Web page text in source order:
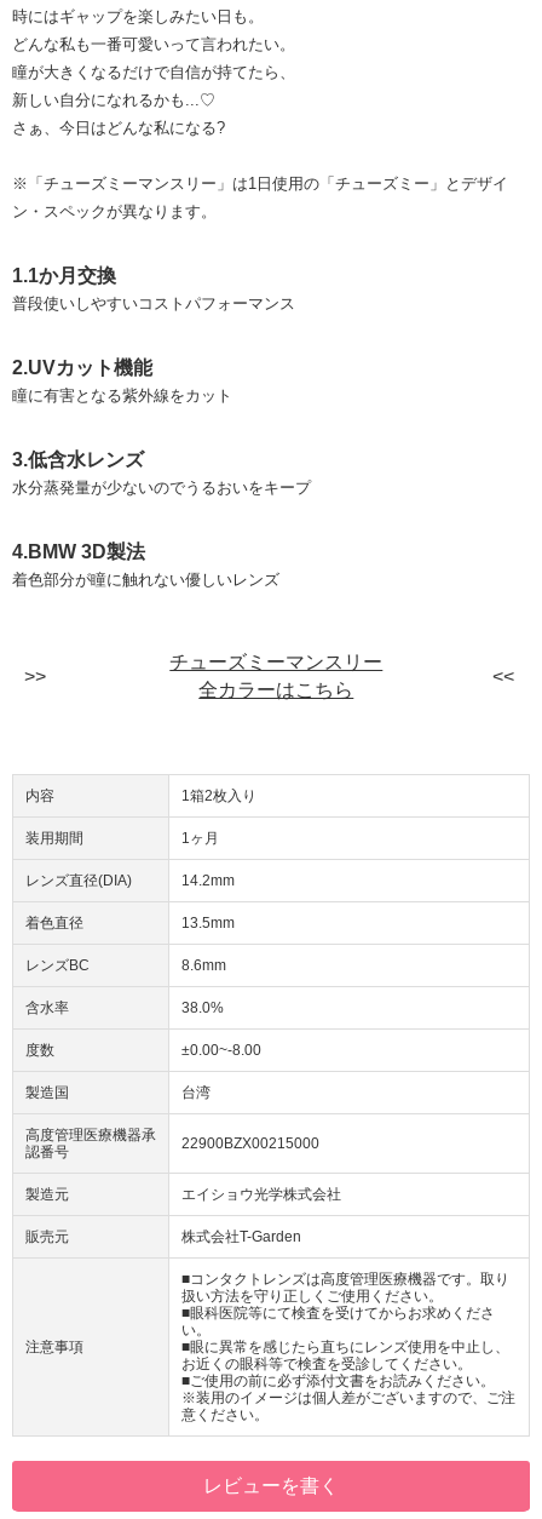
時にはギャップを楽しみたい日も。
どんな私も一番可愛いって言われたい。
瞳が大きくなるだけで自信が持てたら、
新しい自分になれるかも...♡
さぁ、今日はどんな私になる?
※「チューズミーマンスリー」は1日使用の「チューズミー」とデザイ
ン・スペックが異なります。
1.1か月交換
普段使いしやすいコストパフォーマンス
2.UVカット機能
瞳に有害となる紫外線をカット
3.低含水レンズ
水分蒸発量が少ないのでうるおいをキープ
4.BMW 3D製法
着色部分が瞳に触れない優しいレンズ
チューズミーマンスリー
全カラーはこちら
内容 1箱2枚入り
装用期間 1ヶ月
レンズ直径(DIA) 14.2mm
着色直径 13.5mm
レンズBC 8.6mm
含水率 38.0%
度数 ±0.00~-8.00
製造国 台湾
高度管理医療機器承
認番号
22900BZX00215000
製造元 エイショウ光学株式会社
販売元 株式会社T-Garden
注意事項
■コンタクトレンズは高度管理医療機器です。取り
扱い方法を守り正しくご使用ください。
■眼科医院等にて検査を受けてからお求めくださ
い。
■眼に異常を感じたら直ちにレンズ使用を中止し、
お近くの眼科等で検査を受診してください。
■ご使用の前に必ず添付文書をお読みください。
※装用のイメージは個人差がございますので、ご注
意ください。
レビューを書く